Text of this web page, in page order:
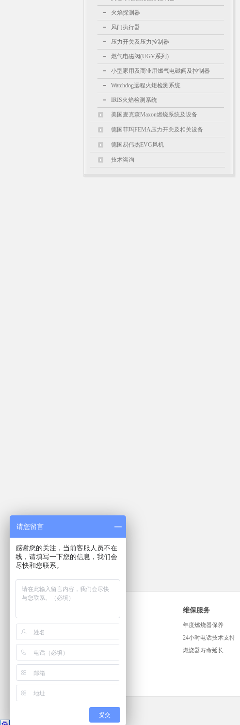
火焰探测器
风门执行器
压力开关及压力控制器
燃气电磁阀(UGV系列)
小型家用及商业用燃气电磁阀及控制器
Watchdog远程火炬检测系统
IRIS火焰检测系统
美国麦克森Maxon燃烧系统及设备
德国菲玛FEMA压力开关及相关设备
德国易伟杰EVG风机
技术咨询
汽车行业
维保服务
年度燃烧器保养
24小时电话技术支持
燃烧器寿命延长
请您留言
感谢您的关注，当前客服人员不在
线，请填写一下您的信息，我们会
尽快和您联系。
提交